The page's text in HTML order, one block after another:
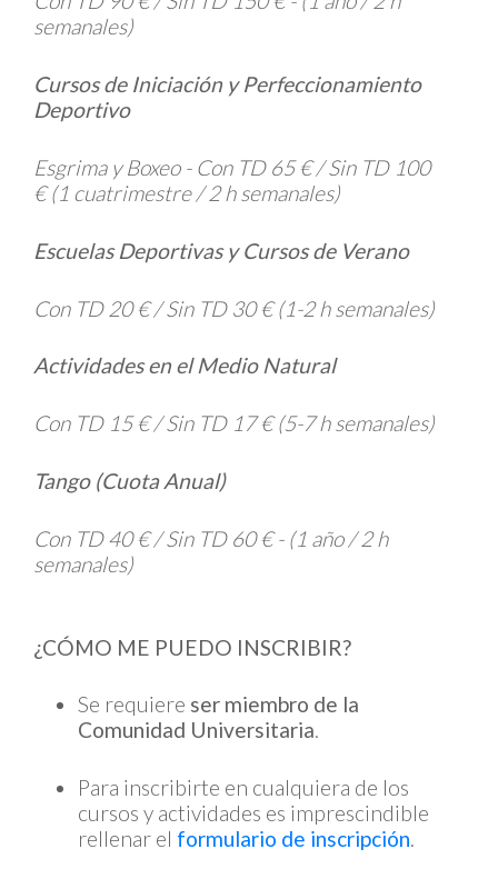
semanales)
Cursos de Iniciación y Perfeccionamiento
Deportivo
Esgrima y Boxeo - Con TD 65 € / Sin TD 100
€(1 cuatrimestre / 2 h semanales)
Escuelas Deportivas y Cursos de Verano
Con TD 20 € / Sin TD 30 €(1-2 h semanales)
Actividades en el Medio Natural
Con TD 15 € / Sin TD 17 €(5-7 h semanales)
Tango (Cuota Anual)
Con TD 40 € / Sin TD 60 € - (1 año / 2 h
semanales)
¿CÓMO ME PUEDO INSCRIBIR?
Se requiere ser miembro de la
Comunidad Universitaria.
Para inscribirte en cualquiera de los
cursos y actividades es imprescindible
rellenar el formulario de inscripción.